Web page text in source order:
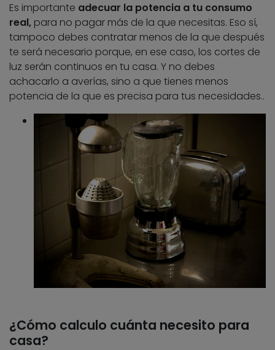
Es importante adecuar la potencia a tu consumo
real, para no pagar más de la que necesitas. Eso sí,
tampoco debes contratar menos de la que después
te será necesario porque, en ese caso, los cortes de
luz serán continuos en tu casa. Y no debes
achacarlo a averías, sino a que tienes menos
potencia de la que es precisa para tus necesidades..
¿Cómo calculo cuánta necesito para
casa?